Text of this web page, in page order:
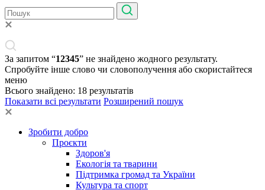
За запитом “12345” не знайдено жодного результату.
Спробуйте інше слово чи словополучення або скористайтеся
меню
Всього знайдено: 18 результатів
Показати всі результати Розширений пошук
Зробити добро
Проєкти
Здоров'я
Екологія та тварини
Підтримка громад та України
Культура та спорт